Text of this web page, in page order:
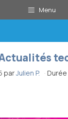
Menu
parJulien P. ·